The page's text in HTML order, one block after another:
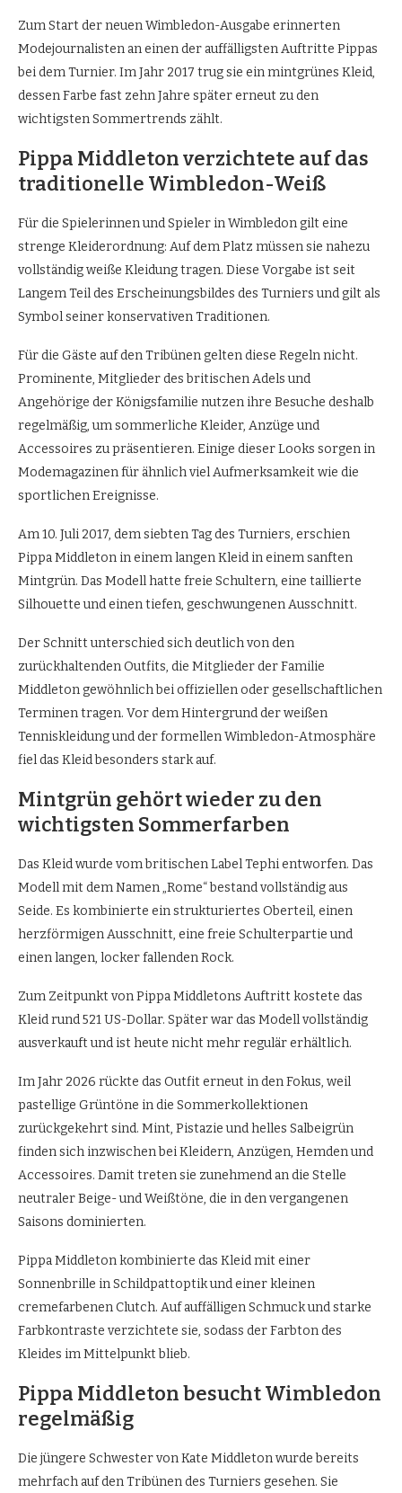
Zum Start der neuen Wimbledon-Ausgabe erinnerten
Modejournalisten an einen der auffälligsten Auftritte Pippas
bei dem Turnier. Im Jahr 2017 trug sie ein mintgrünes Kleid,
dessen Farbe fast zehn Jahre später erneut zu den
wichtigsten Sommertrends zählt.
Pippa Middleton verzichtete auf das
traditionelle Wimbledon-Weiß
Für die Spielerinnen und Spieler in Wimbledon gilt eine
strenge Kleiderordnung: Auf dem Platz müssen sie nahezu
vollständig weiße Kleidung tragen. Diese Vorgabe ist seit
Langem Teil des Erscheinungsbildes des Turniers und gilt als
Symbol seiner konservativen Traditionen.
Für die Gäste auf den Tribünen gelten diese Regeln nicht.
Prominente, Mitglieder des britischen Adels und
Angehörige der Königsfamilie nutzen ihre Besuche deshalb
regelmäßig, um sommerliche Kleider, Anzüge und
Accessoires zu präsentieren. Einige dieser Looks sorgen in
Modemagazinen für ähnlich viel Aufmerksamkeit wie die
sportlichen Ereignisse.
Am 10. Juli 2017, dem siebten Tag des Turniers, erschien
Pippa Middleton in einem langen Kleid in einem sanften
Mintgrün. Das Modell hatte freie Schultern, eine taillierte
Silhouette und einen tiefen, geschwungenen Ausschnitt.
Der Schnitt unterschied sich deutlich von den
zurückhaltenden Outfits, die Mitglieder der Familie
Middleton gewöhnlich bei offiziellen oder gesellschaftlichen
Terminen tragen. Vor dem Hintergrund der weißen
Tenniskleidung und der formellen Wimbledon-Atmosphäre
fiel das Kleid besonders stark auf.
Mintgrün gehört wieder zu den
wichtigsten Sommerfarben
Das Kleid wurde vom britischen Label Tephi entworfen. Das
Modell mit dem Namen „Rome“ bestand vollständig aus
Seide. Es kombinierte ein strukturiertes Oberteil, einen
herzförmigen Ausschnitt, eine freie Schulterpartie und
einen langen, locker fallenden Rock.
Zum Zeitpunkt von Pippa Middletons Auftritt kostete das
Kleid rund 521 US-Dollar. Später war das Modell vollständig
ausverkauft und ist heute nicht mehr regulär erhältlich.
Im Jahr 2026 rückte das Outfit erneut in den Fokus, weil
pastellige Grüntöne in die Sommerkollektionen
zurückgekehrt sind. Mint, Pistazie und helles Salbeigrün
finden sich inzwischen bei Kleidern, Anzügen, Hemden und
Accessoires. Damit treten sie zunehmend an die Stelle
neutraler Beige- und Weißtöne, die in den vergangenen
Saisons dominierten.
Pippa Middleton kombinierte das Kleid mit einer
Sonnenbrille in Schildpattoptik und einer kleinen
cremefarbenen Clutch. Auf auffälligen Schmuck und starke
Farbkontraste verzichtete sie, sodass der Farbton des
Kleides im Mittelpunkt blieb.
Pippa Middleton besucht Wimbledon
regelmäßig
Die jüngere Schwester von Kate Middleton wurde bereits
mehrfach auf den Tribünen des Turniers gesehen. Sie